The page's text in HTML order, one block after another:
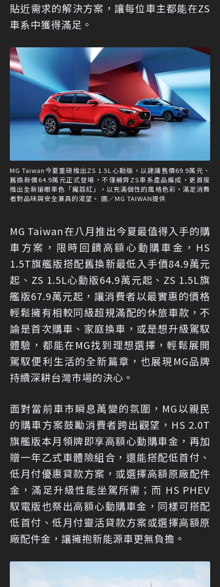
貼近需求的解決方案，讓每位車主都能在ZS
車系中獲得滿足。
MG Taiwan今夏重磅推出ZS 1.5L心動版，以建議售價69.9萬元、
舊換新價64.9萬元正式登場，不僅補齊ZS車系產品編成，更首度
推出全新搶眼車色「魔荔紅」，以充滿個性的風格色彩，滿足消費
者對品味與安全兼具的渴望。 圖／MG TAIWAN提供
MG Taiwan在八月推出今夏最值得入手的購
車方案，限時回饋高額心動購車金，HS
1.5T旗艦版搭配舊換新最低入手價84.9萬元
起、ZS 1.5L心動版64.9萬元起、ZS 1.5L旗
艦版67.9萬元起，讓消費者以最實惠的價格
輕鬆擁有相較同級超規滿配的休旅車款，不
論是首次購車、家庭換車，或是想升級駕馭
體驗，都能在MG找到理想選擇，輕鬆展開
駕馭便利生活的全新篇章，也展現MG品牌
持續深耕台灣市場的決心。
面對當前車市瞬息萬變的氛圍，MG以親民
的購車方案鼓勵消費者跨出觀望，HS 2.0T
旗艦版本月領牌即享高額心動購車金，再加
贈一年乙式車體險組合，還能搭配低首付、
低月付優惠貸款方案，或選擇高額原廠配件
金，滿足升級性能坐駕所需；而 HS PHEV
馭電版也祭出高額心動購車金，同樣可搭配
低首付、低月付靈活貸款方案或選擇高額原
廠配件金，讓擁抱新能源車更無負擔。